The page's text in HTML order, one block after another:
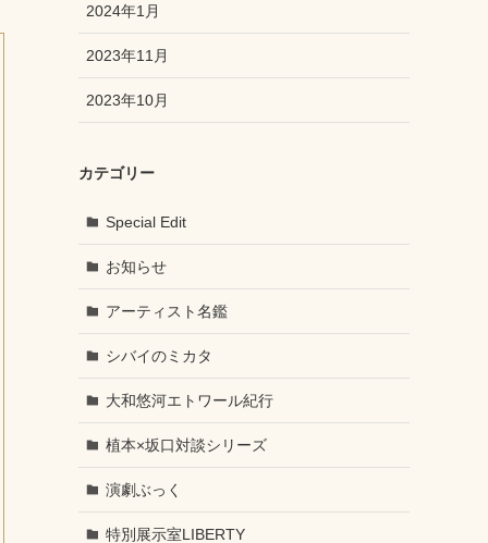
2024年1月
2023年11月
2023年10月
カテゴリー
Special Edit
お知らせ
アーティスト名鑑
シバイのミカタ
大和悠河エトワール紀行
植本×坂口対談シリーズ
演劇ぶっく
特別展示室LIBERTY